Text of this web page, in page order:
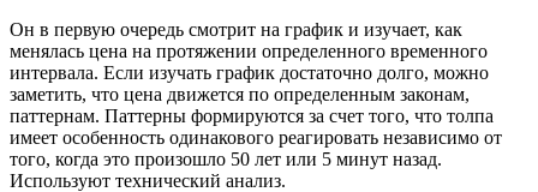
Он в первую очередь смотрит на график и изучает, как
менялась цена на протяжении определенного временного
интервала. Если изучать график достаточно долго, можно
заметить, что цена движется по определенным законам,
паттернам. Паттерны формируются за счет того, что толпа
имеет особенность одинакового реагировать независимо от
того, когда это произошло 50 лет или 5 минут назад.
Используют технический анализ.